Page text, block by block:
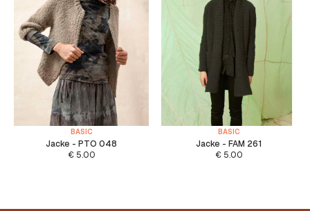
BASIC
Jacke - PTO 048
€5.00
BASIC
Jacke - FAM 261
€5.00